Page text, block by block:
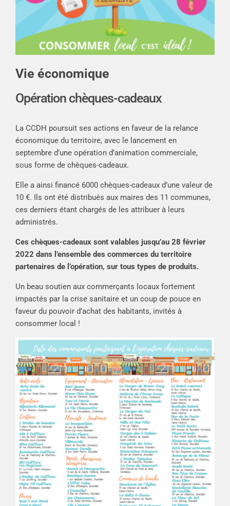
Vie économique
Opération chèques-cadeaux
La CCDH poursuit ses actions en faveur de la relance
économique du territoire, avec le lancement en
septembre d’une opération d’animation commerciale,
sous forme de chèques-cadeaux.
Elle a ainsi financé 6000 chèques-cadeaux d’une valeur de
10 €. Ils ont été distribués aux maires des 11 communes,
ces derniers étant chargés de les attribuer à leurs
administrés.
Ces chèques-cadeaux sont valables jusqu’au 28 février
2022 dans l’ensemble des commerces du territoire
partenaires de l’opération, sur tous types de produits.
Un beau soutien aux commerçants locaux fortement
impactés par la crise sanitaire et un coup de pouce en
faveur du pouvoir d’achat des habitants, invités à
consommer local !